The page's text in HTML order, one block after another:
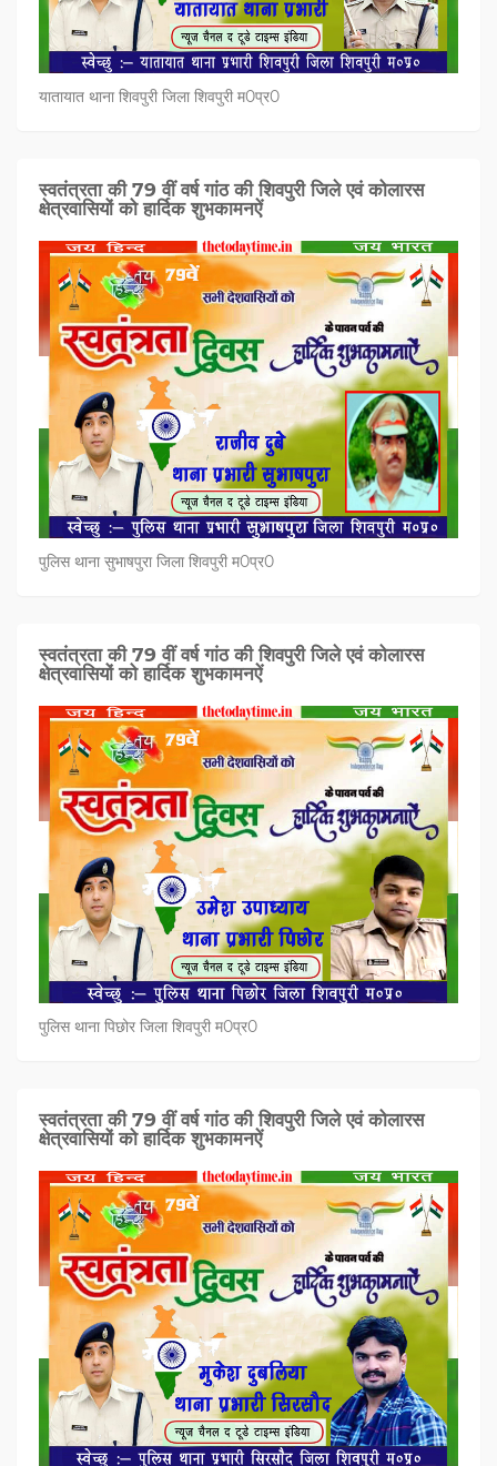
यातायात थाना शिवपुरी जिला शिवपुरी म0प्र0
स्वतंत्रता की 79 वीं वर्ष गांठ की शिवपुरी जिले एवं कोलारस
क्षेत्रवासियों को हार्दिक शुभकामनऐं
पुलिस थाना सुभाषपुरा जिला शिवपुरी म0प्र0
स्वतंत्रता की 79 वीं वर्ष गांठ की शिवपुरी जिले एवं कोलारस
क्षेत्रवासियों को हार्दिक शुभकामनऐं
पुलिस थाना पिछोर जिला शिवपुरी म0प्र0
स्वतंत्रता की 79 वीं वर्ष गांठ की शिवपुरी जिले एवं कोलारस
क्षेत्रवासियों को हार्दिक शुभकामनऐं